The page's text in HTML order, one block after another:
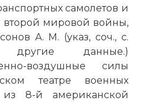
самолетов и
второй мировой войны,
А. М. (указ, соч., с.
данные.)
воздушные силы
театре военных
из 8-й американской